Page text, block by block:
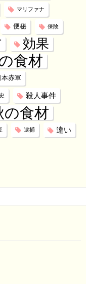
マリファナ
便秘 保険
効果
食材
本赤軍
殺人事件
の食材
逮捕 違い